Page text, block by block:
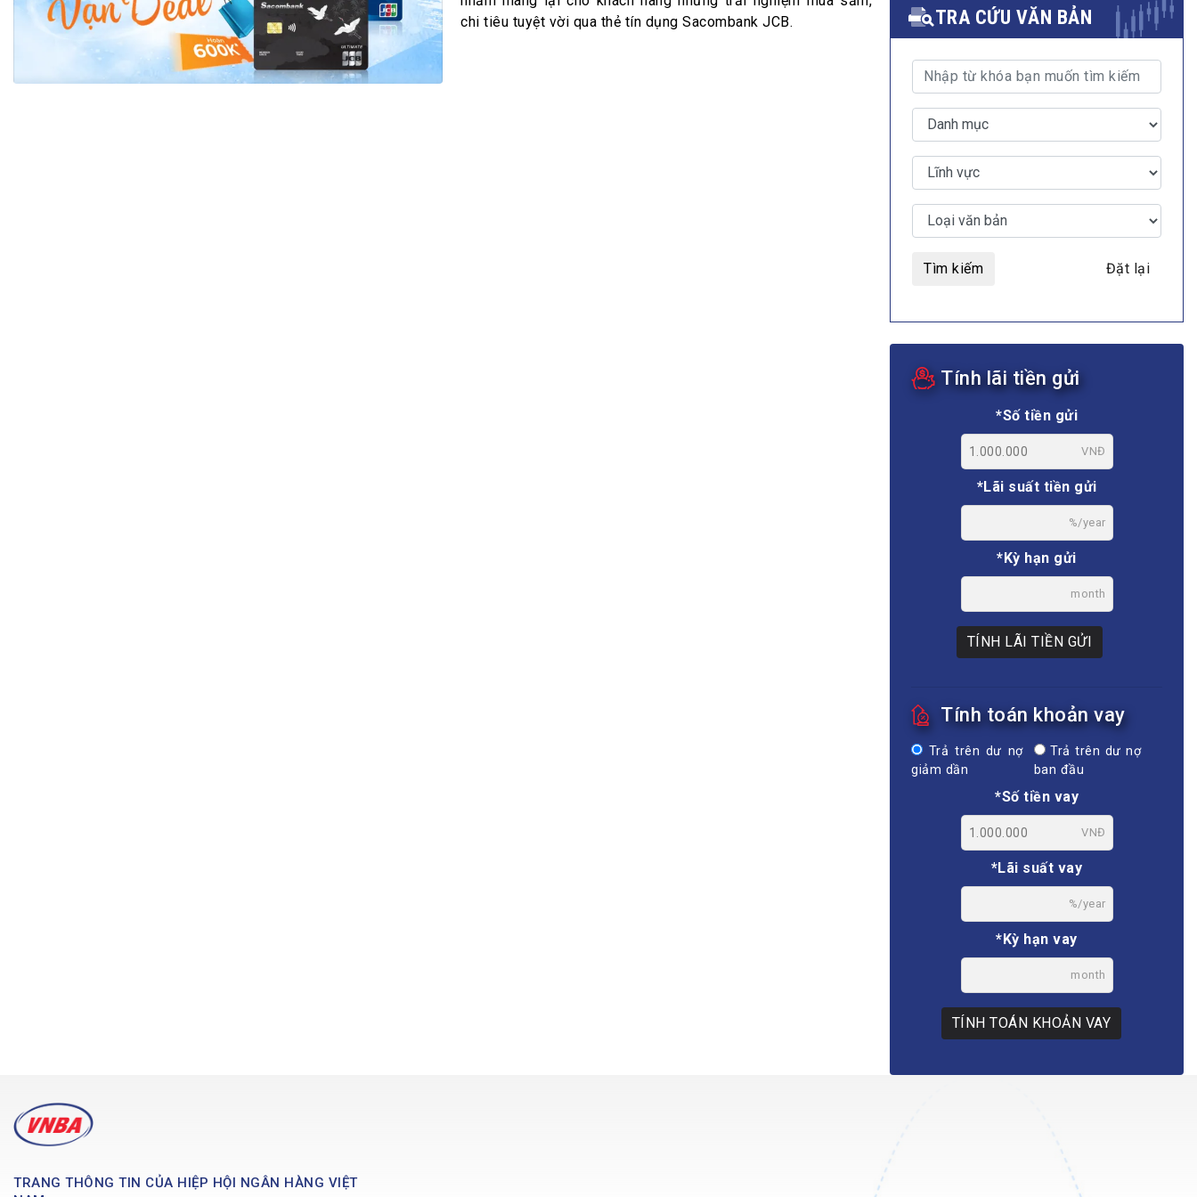
Bộ Chuẩn mực Đạo đức nghề nghiệp
Đối tác
Đấu giá tài sản
Thanh toán –Thẻ
Nhà quản trị
MULTIMEDIA
Video
E-magazines
chi tiêu tuyệt vời qua thẻ tín dụng Sacombank JCB.
TRA CỨU VĂN BẢN
Tìm kiếm Đặt lại
Tính lãi tiền gửi
*Số tiền gửi
VNĐ
*Lãi suất tiền gửi
%/year
*Kỳ hạn gửi
month
TÍNH LÃI TIỀN GỬI
Tính toán khoản vay
Trả trên dư nợ
giảm dần
Trả trên dư nợ
ban đầu
*Số tiền vay
VNĐ
*Lãi suất vay
%/year
*Kỳ hạn vay
month
TÍNH TOÁN KHOẢN VAY
TRANG THÔNG TIN CỦA HIỆP HỘI NGÂN HÀNG VIỆT